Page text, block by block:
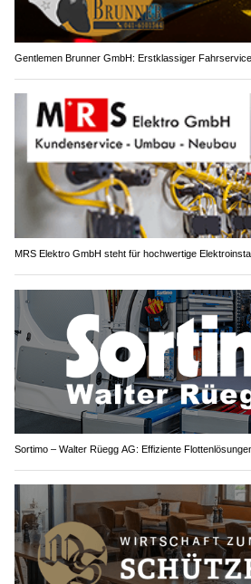
Gentlemen Brunner GmbH: Erstklassiger
MRS Elektro GmbH steht für hochwertige
Sortimo – Walter Rüegg AG: Effiziente